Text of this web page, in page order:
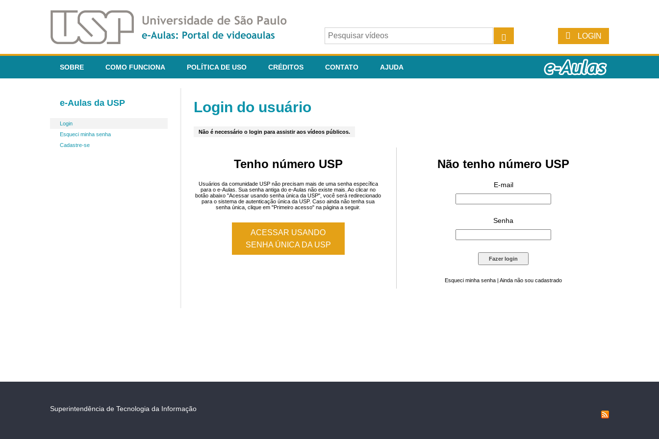
LOGIN
SOBRE COMO FUNCIONA POLÍTICA DE USO CRÉDITOS CONTATO AJUDA
e-Aulas da USP
Login
Esqueci minha senha
Cadastre-se
Login do usuário
Não é necessário o login para assistir aos vídeos públicos.
Tenho número USP
Usuários da comunidade USP não precisam mais de uma senha específica
para o e-Aulas. Sua senha antiga do e-Aulas não existe mais. Ao clicar no
botão abaixo "Acessar usando senha única da USP", você será redirecionado
para o sistema de autenticação única da USP. Caso ainda não tenha sua
senha única, clique em "Primeiro acesso" na página a seguir.
ACESSAR USANDO
SENHA ÚNICA DA USP
Não tenho número USP
E-mail
Senha
Esqueci minha senha | Ainda não sou cadastrado
Superintendência de Tecnologia da Informação